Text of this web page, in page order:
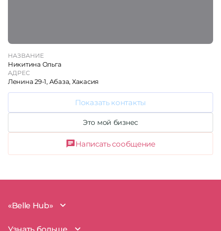
НАЗВАНИЕ
Никитина Ольга
АДРЕС
Ленина 29-1, Абаза, Хакасия
Показать контакты
Это мой бизнес
Написать сообщение
«Belle Hub»
О проекте
Узнать больше